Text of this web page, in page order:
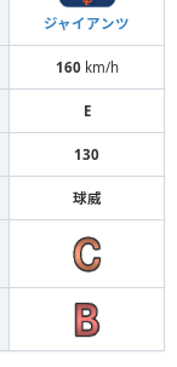
ジャイアンツ
160km/h
E
130
球威